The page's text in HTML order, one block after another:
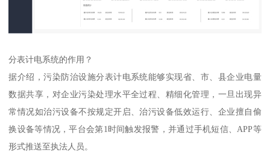
分表计电系统的作用？
据介绍，污染防治设施分表计电系统能够实现省、市、县企业电量
数据共享，对企业污染处理水平全过程、精细化管理，一旦出现异
常情况如治污设备不按规定开启、治污设备低效运行、企业擅自偷
换设备等情况，平台会第1时间触发报警，并通过手机短信、APP等
形式推送至执法人员。